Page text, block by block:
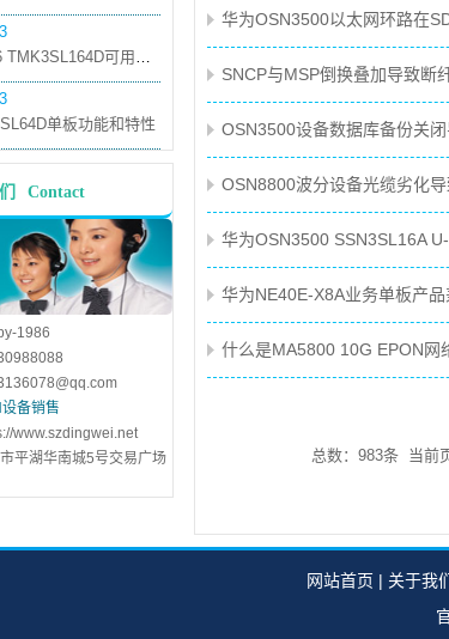
华为E6616 TMK3SL164D可用万兆光模块
单板功能和特性
Contact
1986
备销售
www.szdingwei.net
平湖华南城5号交易广场
华为OSN3500以太网环路在
SNCP与MSP倒换叠加导致断
OSN3500设备数据库备份关
OSN8800波分设备光缆劣化
华为OSN3500 SSN3SL16A
华为NE40E-X8A业务单板产品
什么是MA5800 10G EPON网
总数：983条 当前
网站首页 | 关于我